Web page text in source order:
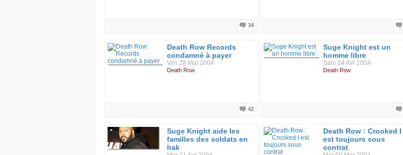
34
Death Row Records
condamné à payer
Ven 28 Mai 2004
Death Row
42
Suge Knight est un
homme libre
Sam 24 Avr 2004
Death Row
Suge Knight aide les
familles des soldats en
Irak
Death Row : Crooked I
est toujours sous
contrat